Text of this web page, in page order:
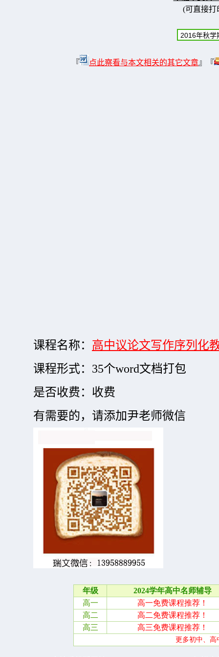
(可直接打
『 点此察看与本文相关的其它文章』『
课程名称： 高中议论文写作序列化
课程形式：35个word文档打包
是否收费：收费
有需要的，请添加尹老师微信